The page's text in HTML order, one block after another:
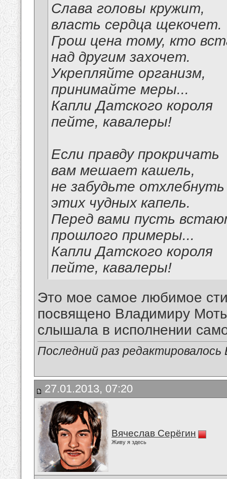
Слава головы кружит,
власть сердца щекочет.
Грош цена тому, кто
над другим захочет.
Укрепляйте организм,
принимайте меры...
Капли Датского короля
пейте, кавалеры!
Если правду прокричать
вам мешает кашель,
не забудьте отхлебнуть
этих чудных капель.
Перед вами пусть
прошлого примеры...
Капли Датского короля
пейте, кавалеры!
Это мое самое любимое
посвящено Владимиру
слышала в исполнении
Последний раз
27.01.2013, 07:20
Вячеслав Серёгин
Живу я здесь